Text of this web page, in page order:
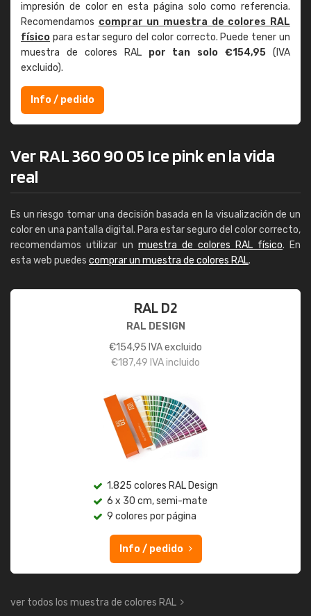
impresión de color en esta página solo como referencia.
Recomendamos comprar un muestra de colores RAL
físico para estar seguro del color correcto. Puede tener un
muestra de colores RAL por tan solo €154,95 (IVA
excluido).
Info / pedido
Ver RAL 360 90 05 Ice pink en la vida
real
Es un riesgo tomar una decisión basada en la visualización de un
color en una pantalla digital. Para estar seguro del color correcto,
recomendamos utilizar un muestra de colores RAL físico. En
esta web puedes comprar un muestra de colores RAL.
RAL D2
RAL DESIGN
€154,95 IVA excluido
€187,49 IVA incluido
1.825 colores RAL Design
6 x 30 cm, semi-mate
9 colores por página
Info / pedido
ver todos los muestra de colores RAL